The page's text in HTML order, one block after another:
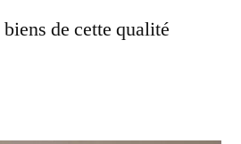
de cette qualité